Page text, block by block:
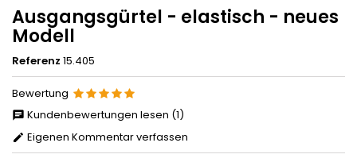
Ausgangsgürtel - elastisch - neues
Modell
Referenz 15.405
Bewertung
Kundenbewertungen lesen (1)
Eigenen Kommentar verfassen